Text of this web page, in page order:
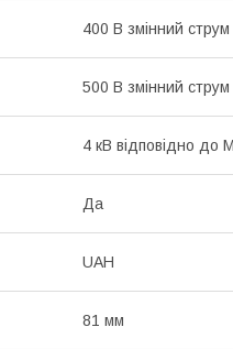
400 В змінний
500 В змінний
4 кВ відповідно до
Да
UAH
81 мм